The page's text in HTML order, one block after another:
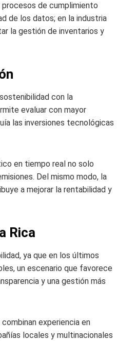
de cumplimiento
de los datos; en la industria
la gestión de inventarios y
con la
evaluar con mayor
las inversiones tecnológicas
en tiempo real no solo
Del mismo modo, la
a mejorar la rentabilidad y
Rica
ya que en los últimos
un escenario que favorece
y una gestión más
experiencia en
locales y multinacionales